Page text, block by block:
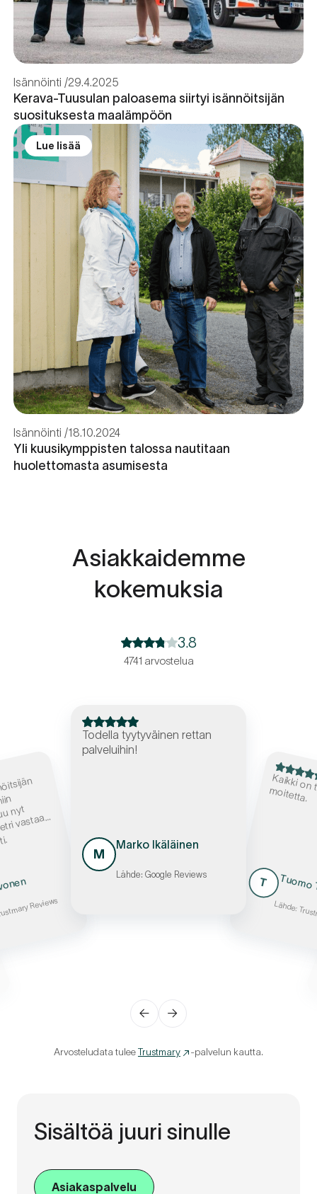
Isännöinti 29.4.2025
Kerava-Tuusulan paloasema siirtyi isännöitsijän
suosituksesta maalämpöön
Lue lisää
Isännöinti 18.10.2024
Yli kuusikymppisten talossa nautitaan
huolettomasta asumisesta
Asiakkaidemme
kokemuksia
3.8
4741 arvostelua
vastaa
Reviews
Todella tyytyväinen rettan
palveluihin!
M
Marko Ikäläinen
Lähde: Google Reviews
Kaikki on toim
inut
m
oitetta.
T
Lähde:
← →
Arvosteludata tulee Trustmary -palvelun kautta.
Sisältöä juuri sinulle
Asiakaspalvelu